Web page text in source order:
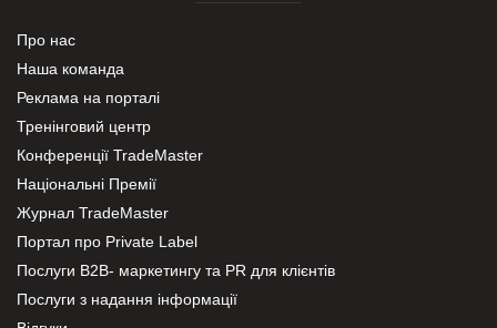
Про нас
Наша команда
Реклама на порталі
Тренінговий центр
Конференції TradeMaster
Національні Премії
Журнал TradeMaster
Портал про Private Label
Послуги В2В- маркетингу та PR для клієнтів
Послуги з надання інформації